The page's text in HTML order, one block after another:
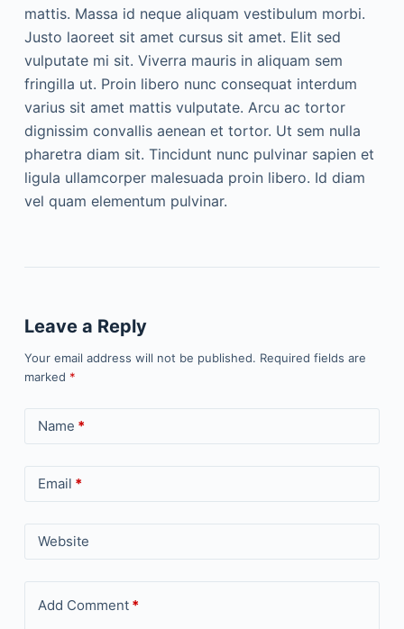
mattis. Massa id neque aliquam vestibulum morbi.
Justo laoreet sit amet cursus sit amet. Elit sed
vulputate mi sit. Viverra mauris in aliquam sem
fringilla ut. Proin libero nunc consequat interdum
varius sit amet mattis vulputate. Arcu ac tortor
dignissim convallis aenean et tortor. Ut sem nulla
pharetra diam sit. Tincidunt nunc pulvinar sapien et
ligula ullamcorper malesuada proin libero. Id diam
vel quam elementum pulvinar.
Leave a Reply
Your email address will not be published. Required fields are
marked *
Name *
Email *
Website
Add Comment*